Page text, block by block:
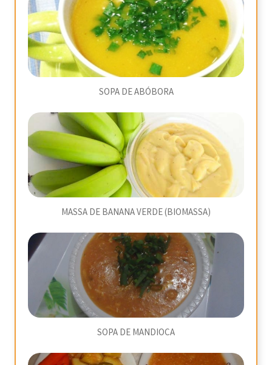
SOPA DE ABÓBORA
MASSA DE BANANA VERDE (BIOMASSA)
SOPA DE MANDIOCA